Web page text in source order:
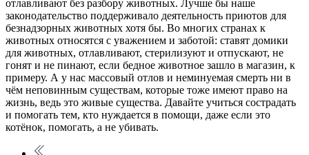
отлавливают без разбору животных. Лучше бы наше
законодательство поддерживало деятельность приютов для
безнадзорных животных хотя бы. Во многих странах к
животных относятся с уважением и заботой: ставят домики
для животных, отлавливают, стерилизуют и отпускают, не
гонят и не пинают, если бедное животное зашло в магазин, к
примеру. А у нас массовый отлов и неминуемая смерть ни в
чём неповинным существам, которые тоже имеют право на
жизнь, ведь это живые существа. Давайте учиться сострадать
и помогать тем, кто нуждается в помощи, даже если это
котёнок, помогать, а не убивать.